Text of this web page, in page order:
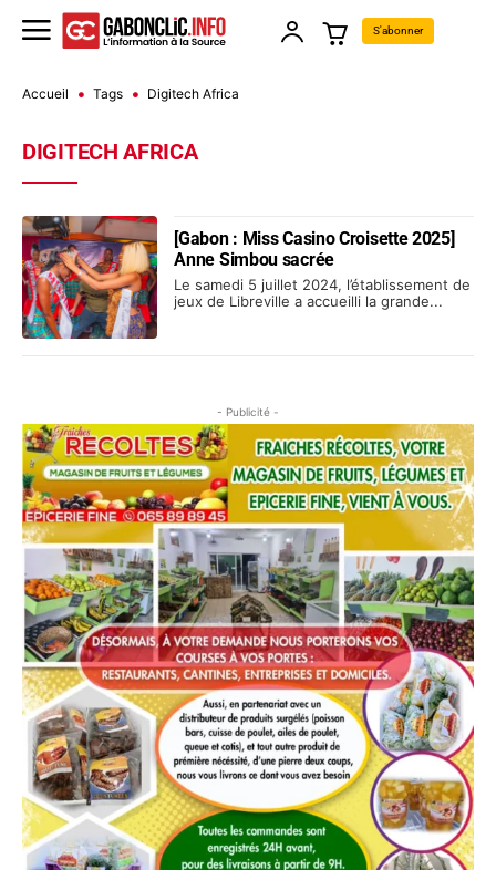
S'abonner
Accueil Tags Digitech Africa
DIGITECH AFRICA
[Gabon : Miss Casino Croisette 2025]
Anne Simbou sacrée
Le samedi 5 juillet 2024, l’établissement de
jeux de Libreville a accueilli la grande...
- Publicité -